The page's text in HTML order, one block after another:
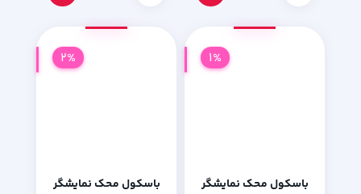
باسکول محک نمایشگر
1%
باسکول محک نمایشگر
2%